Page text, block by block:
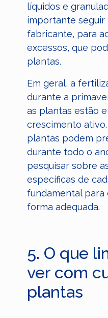
líquidos e
importante seguir
fabricante, para
excessos, que
plantas.
Em geral, a
durante a
as plantas estão
crescimento
plantas podem
durante todo o
pesquisar sobre
específicas de
fundamental para
forma adequada.
5. O que
ver com
plantas